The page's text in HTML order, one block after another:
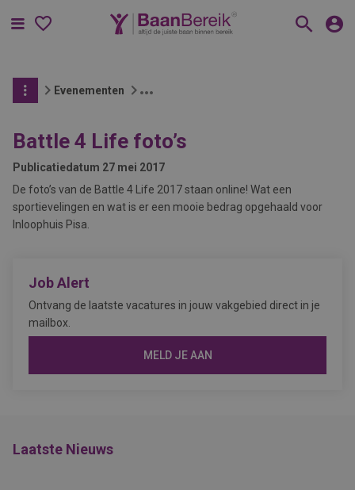
Menu
Evenementen
Battle 4 Life foto’s
Publicatiedatum 27 mei 2017
De foto’s van de Battle 4 Life 2017 staan online! Wat een
sportievelingen en wat is er een mooie bedrag opgehaald voor
Inloophuis Pisa.
Job Alert
Ontvang de laatste vacatures in jouw vakgebied direct in je
mailbox.
MELD JE AAN
Laatste Nieuws